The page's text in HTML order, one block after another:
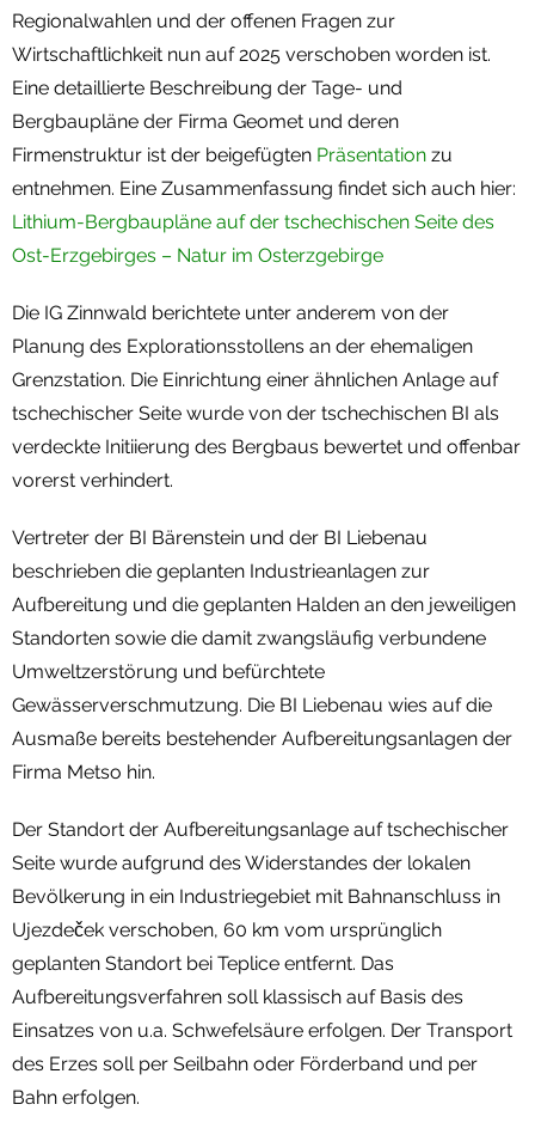
Regionalwahlen und der offenen Fragen zur
Wirtschaftlichkeit nun auf 2025 verschoben worden ist.
Eine detaillierte Beschreibung der Tage- und
Bergbaupläne der Firma Geomet und deren
Firmenstruktur ist der beigefügten Präsentation zu
entnehmen. Eine Zusammenfassung findet sich auch hier:
Lithium-Bergbaupläne auf der tschechischen Seite des
Ost-Erzgebirges – Natur im Osterzgebirge
Die IG Zinnwald berichtete unter anderem von der
Planung des Explorationsstollens an der ehemaligen
Grenzstation. Die Einrichtung einer ähnlichen Anlage auf
tschechischer Seite wurde von der tschechischen BI als
verdeckte Initiierung des Bergbaus bewertet und offenbar
vorerst verhindert.
Vertreter der BI Bärenstein und der BI Liebenau
beschrieben die geplanten Industrieanlagen zur
Aufbereitung und die geplanten Halden an den jeweiligen
Standorten sowie die damit zwangsläufig verbundene
Umweltzerstörung und befürchtete
Gewässerverschmutzung. Die BI Liebenau wies auf die
Ausmaße bereits bestehender Aufbereitungsanlagen der
Firma Metso hin.
Der Standort der Aufbereitungsanlage auf tschechischer
Seite wurde aufgrund des Widerstandes der lokalen
Bevölkerung in ein Industriegebiet mit Bahnanschluss in
Ujezdeček verschoben, 60 km vom ursprünglich
geplanten Standort bei Teplice entfernt. Das
Aufbereitungsverfahren soll klassisch auf Basis des
Einsatzes von u.a. Schwefelsäure erfolgen. Der Transport
des Erzes soll per Seilbahn oder Förderband und per
Bahn erfolgen.